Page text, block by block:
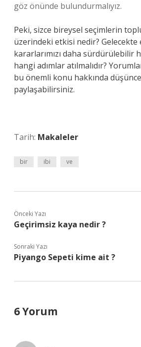
göz önünde bulundurmalıyız.
Peki, sizce bireysel seçimlerin
üzerindeki etkisi nedir?
kararlarımızı daha sürdürülebilir
hangi adımlar atılmalıdır?
bu önemli konu hakkında
paylaşabilirsiniz.
Tarih: Makaleler
bir ibi ve
Önceki Yazı
Geçirimsiz kaya nedir ?
Sonraki Yazı
Piyango Sepeti kime ait ?
6 Yorum